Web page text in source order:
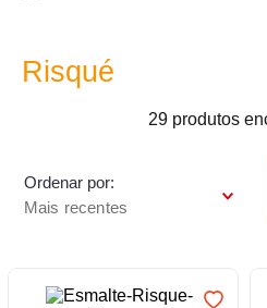
Risqué
29 produtos
Ordenar por
Mais recentes
varal